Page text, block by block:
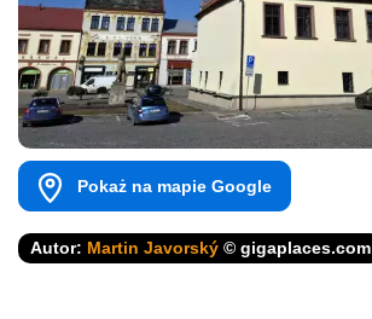
Pokaż na mapie Google
Autor: Martin Javorský © gigaplaces.com